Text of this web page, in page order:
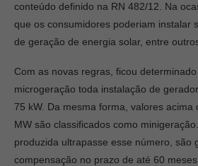
conteúdo definido na RN 482/12. Na
que os consumidores poderiam instalar
de geração de energia solar, entre
Com as novas regras, ficou
microgeração toda instalação de
75 kW. Da mesma forma, valores acima
MW são classificados como
produzida ultrapasse esse número, são
compensação no prazo de até 60